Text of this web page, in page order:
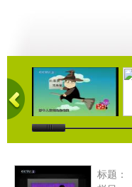
04:53
标题：